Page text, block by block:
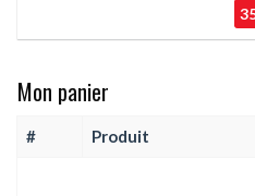
Mon panier
# Produit